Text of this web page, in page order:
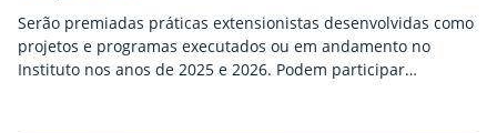
Serão premiadas práticas extensionistas desenvolvidas como
projetos e programas executados ou em andamento no
Instituto nos anos de 2025 e 2026. Podem participar